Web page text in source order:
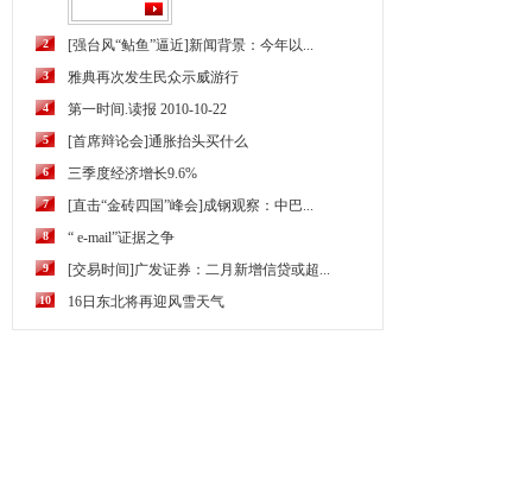
2 [强台风“鲇鱼”逼近]新闻背景：今年以...
3 雅典再次发生民众示威游行
4 第一时间.读报 2010-10-22
5 [首席辩论会]通胀抬头买什么
6 三季度经济增长9.6%
7 [直击“金砖四国”峰会]成钢观察：中巴...
8 “ e-mail”证据之争
9 [交易时间]广发证券：二月新增信贷或超...
10 16日东北将再迎风雪天气